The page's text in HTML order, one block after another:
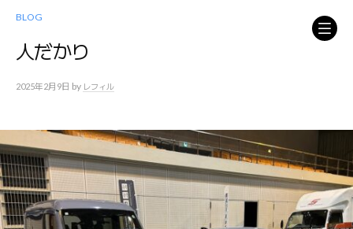
ッ
プ
BLOG
人だかり
2025年2月9日 by レフィル